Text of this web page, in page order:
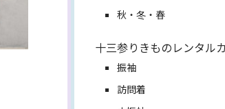
秋・冬・春
十三参りきものレンタル
振袖
訪問着